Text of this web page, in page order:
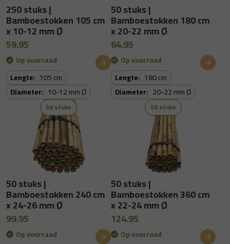
250 stuks |
Bamboestokken 105 cm
x 10-12 mm Ø
59.95
Op voorraad
Lengte: 105 cm
Diameter: 10-12 mm Ø
50 stuks |
Bamboestokken 180 cm
x 20-22 mm Ø
64.95
Op voorraad
Lengte: 180 cm
Diameter: 20-22 mm Ø
50 stuks
50 stuks |
Bamboestokken 240 cm
x 24-26 mm Ø
99.95
Op voorraad
50 stuks
50 stuks |
Bamboestokken 360 cm
x 22-24 mm Ø
124.95
Op voorraad